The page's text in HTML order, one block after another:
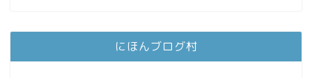
にほんブログ村